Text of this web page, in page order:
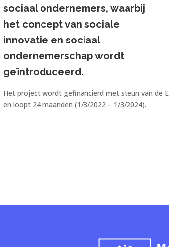
sociaal ondernemers, waarbij
het concept van sociale
innovatie en sociaal
ondernemerschap wordt
geïntroduceerd.
Het project wordt gefinancierd met steun van de
en loopt 24 maanden (1/3/2022 – 1/3/2024).